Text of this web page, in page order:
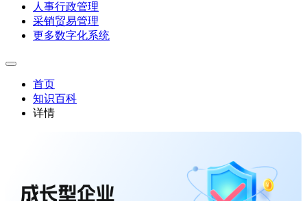
人事行政管理
采销贸易管理
更多数字化系统
首页
知识百科
详情